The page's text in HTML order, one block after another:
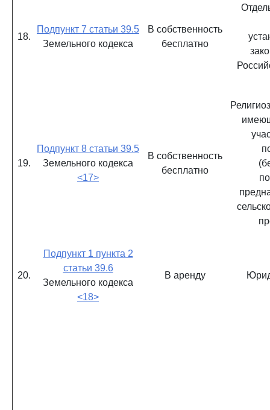
18.
Подпункт 7 статьи 39.5
Земельного кодекса
В собственность
бесплатно
19.
Подпункт 8 статьи 39.5
Земельного кодекса
<17>
В собственность
бесплатно
20.
Подпункт 1 пункта 2
статьи 39.6
Земельного кодекса
<18>
В аренду